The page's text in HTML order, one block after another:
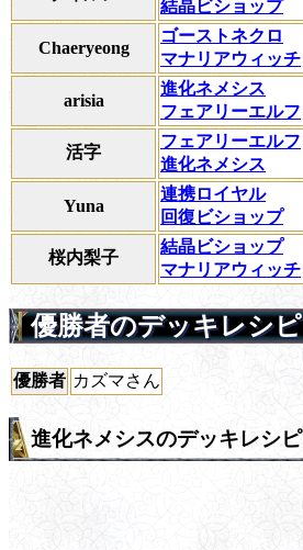
結晶ビショップ
Chaeryeong
ゴーストネクロ
マナリアウィッチ
arisia
進化ネメシス
フェアリーエルフ
活字
フェアリーエルフ
進化ネメシス
Yuna
連携ロイヤル
回復ビショップ
桜内梨子
結晶ビショップ
マナリアウィッチ
優勝者のデッキレシピ
優勝者 カズマさん
進化ネメシスのデッキレシピ